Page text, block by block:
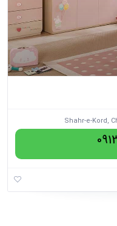
Shahr-e-Kord,